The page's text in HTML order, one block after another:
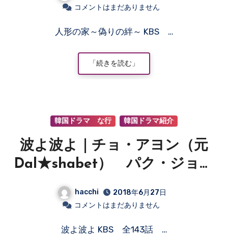
コメントはまだありません
人形の家～偽りの絆～ KBS …
「続きを読む」
韓国ドラマ な行 韓国ドラマ紹介
波よ波よ｜チョ・アヨン（元
Dal★shabet） パク・ジョン
ウク ジェイ・キム
hacchi
2018年6月27日
コメントはまだありません
波よ波よ KBS 全143話 …